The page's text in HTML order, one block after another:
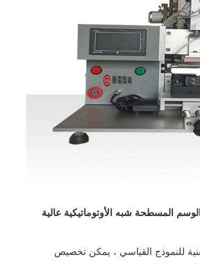
الوسم المسطحة شبه الأوتوماتيكية عالية
للنموذج القياسي ، يمكن تخصيص